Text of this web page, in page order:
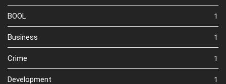
BOOL 1
Business 1
Crime 1
Development 1